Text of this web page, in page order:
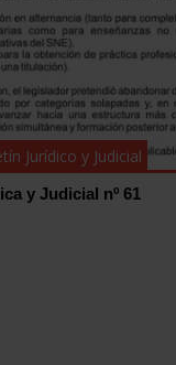
Jurídico y Judicial
y Judicial nº 61